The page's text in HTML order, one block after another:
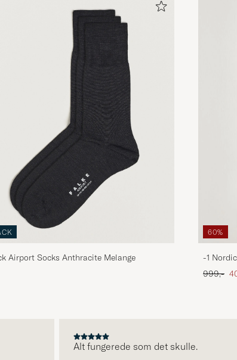
Airport Socks Anthracite Melange
60%
-1
Ordinary
999,-
Alt fungerede som det skulle.